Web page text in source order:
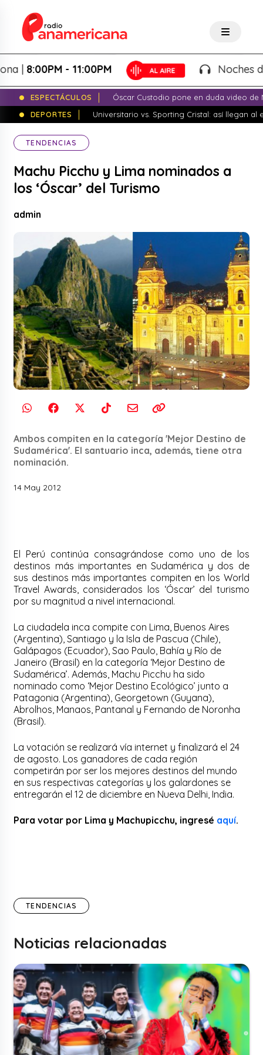
8:00PM - 11:00PM Noches de
ESPECTÁCULOS
Óscar Custodio pone en duda video de
DEPORTES
Universitario vs. Sporting Cristal: así llegan al
TENDENCIAS
Machu Picchu y Lima nominados a
los ‘Óscar’ del Turismo
admin
Ambos compiten en la categoría 'Mejor Destino de
Sudamérica'. El santuario inca, además, tiene otra
nominación.
14 May 2012
El Perú continúa consagrándose como uno de los
destinos más importantes en Sudamérica y dos de
sus destinos más importantes compiten en los World
Travel Awards, considerados los ‘Óscar’ del turismo
por su magnitud a nivel internacional.
La ciudadela inca compite con Lima, Buenos Aires
(Argentina), Santiago y la Isla de Pascua (Chile),
Galápagos (Ecuador), Sao Paulo, Bahía y Río de
Janeiro (Brasil) en la categoría ‘Mejor Destino de
Sudamérica’. Además, Machu Picchu ha sido
nominado como ‘Mejor Destino Ecológico’ junto a
Patagonia (Argentina), Georgetown (Guyana),
Abrolhos, Manaos, Pantanal y Fernando de Noronha
(Brasil).
La votación se realizará vía internet y finalizará el 24
de agosto. Los ganadores de cada región
competirán por ser los mejores destinos del mundo
en sus respectivas categorías y los galardones se
entregarán el 12 de diciembre en Nueva Delhi, India.
Para votar por Lima y Machupicchu, ingresé aquí.
TENDENCIAS
Noticias relacionadas